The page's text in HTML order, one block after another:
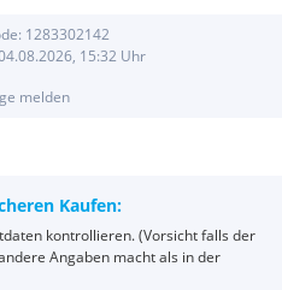
1283302142
15:32 Uhr
melden
Kaufen:
kontrollieren. (Vorsicht falls der
Angaben macht als in der